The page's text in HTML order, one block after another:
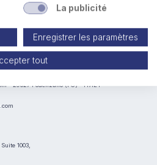
- 29027 Podenzano (PC) - ITALY
1003,
La publicité
Enregistrer les paramètres
tout